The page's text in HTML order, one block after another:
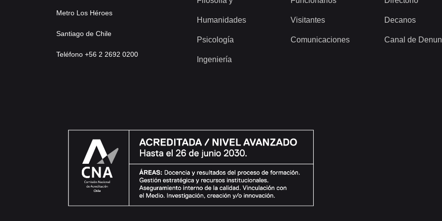
Metro Los Héroes
Santiago de Chile
Teléfono +56 2 2692 0200
Humanidades
Psicología
Ingeniería
Visitantes
Comunicaciones
Decanos
Canal de